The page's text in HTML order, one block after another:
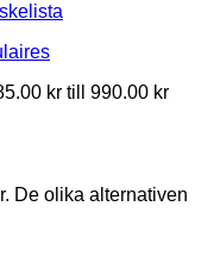
kr till 990.00 kr
De olika alternativen